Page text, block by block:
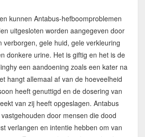
kunnen Antabus-hefboomproblemen
uitgesloten worden aangegeven door
verborgen, gele huid, gele verkleuring
donkere urine. Het is giftig en het is de
een aandoening zoals een kater na
hangt allemaal af van de hoeveelheid
heeft genuttigd en de dosering van
van zij heeft opgeslagen. Antabus
door mensen die dood
verlangen en intentie hebben om van